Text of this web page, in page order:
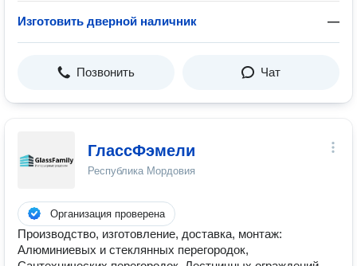
Изготовить дверной наличник —
Позвонить Чат
ГлассФэмели
Республика Мордовия
Организация проверена
Производство, изготовление, доставка, монтаж:
Алюминиевых и стеклянных перегородок,